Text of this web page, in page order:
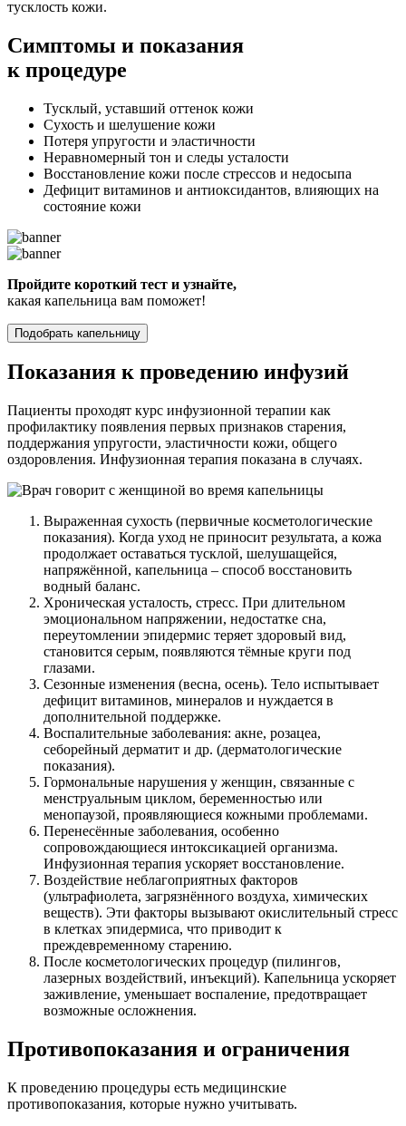
тусклость кожи.
Симптомы и показания
к процедуре
Тусклый, уставший оттенок кожи
Сухость и шелушение кожи
Потеря упругости и эластичности
Неравномерный тон и следы усталости
Восстановление кожи после стрессов и недосыпа
Дефицит витаминов и антиоксидантов, влияющих на
состояние кожи
Пройдите короткий тест и узнайте,
какая капельница вам поможет!
Подобрать капельницу
Показания к проведению инфузий
Пациенты проходят курс инфузионной терапии как
профилактику появления первых признаков старения,
поддержания упругости, эластичности кожи, общего
оздоровления. Инфузионная терапия показана в случаях.
Выраженная сухость (первичные косметологические
показания). Когда уход не приносит результата, а кожа
продолжает оставаться тусклой, шелушащейся,
напряжённой, капельница – способ восстановить
водный баланс.
Хроническая усталость, стресс. При длительном
эмоциональном напряжении, недостатке сна,
переутомлении эпидермис теряет здоровый вид,
становится серым, появляются тёмные круги под
глазами.
Сезонные изменения (весна, осень). Тело испытывает
дефицит витаминов, минералов и нуждается в
дополнительной поддержке.
Воспалительные заболевания: акне, розацеа,
себорейный дерматит и др. (дерматологические
показания).
Гормональные нарушения у женщин, связанные с
менструальным циклом, беременностью или
менопаузой, проявляющиеся кожными проблемами.
Перенесённые заболевания, особенно
сопровождающиеся интоксикацией организма.
Инфузионная терапия ускоряет восстановление.
Воздействие неблагоприятных факторов
(ультрафиолета, загрязнённого воздуха, химических
веществ). Эти факторы вызывают окислительный стресс
в клетках эпидермиса, что приводит к
преждевременному старению.
После косметологических процедур (пилингов,
лазерных воздействий, инъекций). Капельница ускоряет
заживление, уменьшает воспаление, предотвращает
возможные осложнения.
Противопоказания и ограничения
К проведению процедуры есть медицинские
противопоказания, которые нужно учитывать.